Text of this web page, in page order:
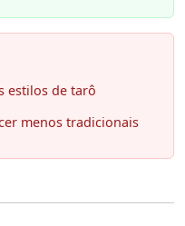
estilos de tarô
menos tradicionais